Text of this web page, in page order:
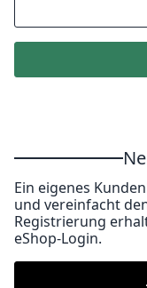
Ein eigenes
und vereinfacht
Registrierung
eShop-Login.